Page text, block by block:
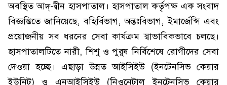
অবস্থিত আদ্-দ্বীন হাসপাতাল। হাসপাতাল কর্তৃপক্ষ এক সংবাদ
বিজ্ঞপ্তিতে জানিয়েছে, বহির্বিভাগ, অন্তঃবিভাগ, ইমার্জেন্সি এবং
প্রয়োজনীয় সব ধরনের সেবা কার্যক্রম স্বাভাবিকভাবে চলছে।
হাসপাতালটিতে নারী, শিশু ও পুরুষ নির্বিশেষে রোগীদের সেবা
দেওয়া হচ্ছে। এছাড়া উন্নত আইসিইউ (ইনটেনসিভ কেয়ার
ইউনিট) ও এনআইসিইউ (নিওনেটাল ইনটেনসিভ কেয়ার